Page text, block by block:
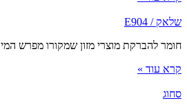
שלאק / E904
חומר להברקת מוצרי מזון שמקורו מפרש
קרא עוד »
סחוג